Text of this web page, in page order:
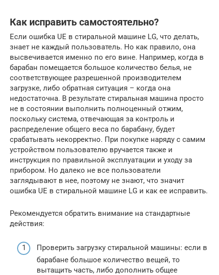
Как исправить самостоятельно?
Если ошибка UE в стиральной машине LG, что делать,
знает не каждый пользователь. Но как правило, она
высвечивается именно по его вине. Например, когда в
барабан помещается большое количество белья, не
соответствующее разрешенной производителем
загрузке, либо обратная ситуация – когда она
недостаточна. В результате стиральная машина просто
не в состоянии выполнить полноценный отжим,
поскольку система, отвечающая за контроль и
распределение общего веса по барабану, будет
срабатывать некорректно. При покупке наряду с самим
устройством пользователю вручается также и
инструкция по правильной эксплуатации и уходу за
прибором. Но далеко не все пользователи
заглядывают в нее, поэтому не знают, что значит
ошибка UE в стиральной машине LG и как ее исправить.
Рекомендуется обратить внимание на стандартные
действия:
Проверить загрузку стиральной машины: если в
барабане большое количество вещей, то
вытащить часть, либо дополнить общее